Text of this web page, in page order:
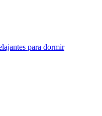
para dormir